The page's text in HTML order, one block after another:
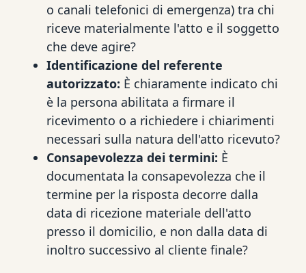
o canali telefonici di emergenza) tra chi
riceve materialmente l'atto e il soggetto
che deve agire?
Identificazione del referente
autorizzato: È chiaramente indicato chi
è la persona abilitata a firmare il
ricevimento o a richiedere i chiarimenti
necessari sulla natura dell'atto ricevuto?
Consapevolezza dei termini: È
documentata la consapevolezza che il
termine per la risposta decorre dalla
data di ricezione materiale dell'atto
presso il domicilio, e non dalla data di
inoltro successivo al cliente finale?